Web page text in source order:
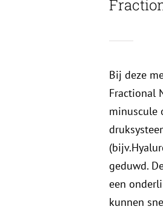
Bij deze
Fractional
minuscule
geduwd.
een
kunnen